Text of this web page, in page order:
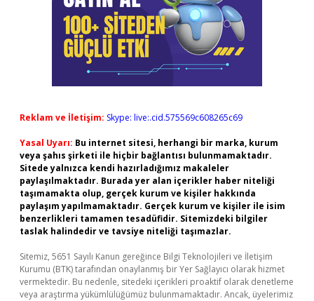
Reklam ve İletişim: Skype: live:.cid.575569c608265c69
Yasal Uyarı: Bu internet sitesi, herhangi bir marka, kurum
veya şahıs şirketi ile hiçbir bağlantısı bulunmamaktadır.
Sitede yalnızca kendi hazırladığımız makaleler
paylaşılmaktadır. Burada yer alan içerikler haber niteliği
taşımamakta olup, gerçek kurum ve kişiler hakkında
paylaşım yapılmamaktadır. Gerçek kurum ve kişiler ile isim
benzerlikleri tamamen tesadüfidir. Sitemizdeki bilgiler
taslak halindedir ve tavsiye niteliği taşımazlar.
Sitemiz, 5651 Sayılı Kanun gereğince Bilgi Teknolojileri ve İletişim
Kurumu (BTK) tarafından onaylanmış bir Yer Sağlayıcı olarak hizmet
vermektedir. Bu nedenle, sitedeki içerikleri proaktif olarak denetleme
veya araştırma yükümlülüğümüz bulunmamaktadır. Ancak, üyelerimiz